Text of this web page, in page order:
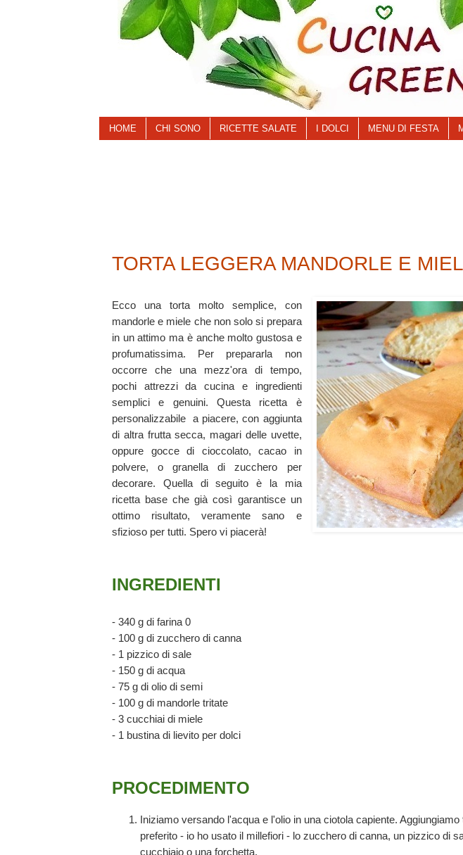
HOME CHI SONO RICETTE SALATE I DOLCI MENU DI FESTA
TORTA LEGGERA MANDORLE E
Ecco una torta molto semplice, con
mandorle e miele che non solo si prepara
in un attimo ma è anche molto gustosa e
profumatissima. Per prepararla non
occorre che una mezz'ora di tempo,
pochi attrezzi da cucina e ingredienti
semplici e genuini. Questa ricetta è
personalizzabile a piacere, con aggiunta
di altra frutta secca, magari delle uvette,
oppure gocce di cioccolato, cacao in
polvere, o granella di zucchero per
decorare. Quella di seguito è la mia
ricetta base che già così garantisce un
ottimo risultato, veramente sano e
sfizioso per tutti. Spero vi piacerà!
INGREDIENTI
- 340 g di farina 0
- 100 g di zucchero di canna
- 1 pizzico di sale
- 150 g di acqua
- 75 g di olio di semi
- 100 g di mandorle tritate
- 3 cucchiai di miele
- 1 bustina di lievito per dolci
PROCEDIMENTO
Iniziamo versando l'acqua e l'olio in una ciotola capiente.
preferito - io ho usato il millefiori - lo zucchero di canna, un pizzico di
cucchiaio o una forchetta.